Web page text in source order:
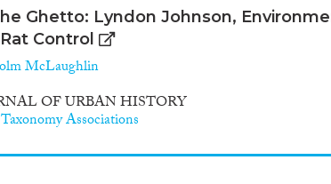
Ghetto: Lyndon Johnson,
Control
McLaughlin
OF URBAN HISTORY
Associations